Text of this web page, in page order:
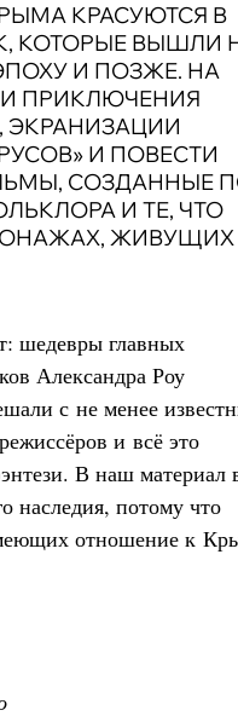
КРАСУЮТСЯ В
КОТОРЫЕ ВЫШЛИ
И ПОЗЖЕ. НА
ПРИКЛЮЧЕНИЯ
ЭКРАНИЗАЦИИ
И ПОВЕСТИ
СОЗДАННЫЕ
И ТЕ, ЧТО
ЖИВУЩИХ
шедевры главных
Александра Роу
с не менее
и всё это
В наш материал
наследия, потому что
отношение к